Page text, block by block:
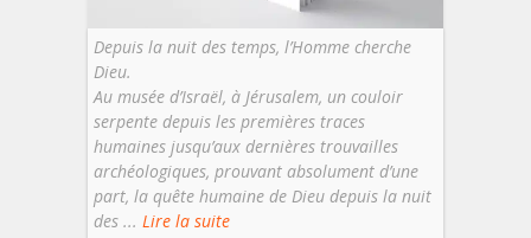
Depuis la nuit des temps, l’Homme cherche
Dieu.
Au musée d’Israël, à Jérusalem, un couloir
serpente depuis les premières traces
humaines jusqu’aux dernières trouvailles
archéologiques, prouvant absolument d’une
part, la quête humaine de Dieu depuis la nuit
des ... Lire la suite